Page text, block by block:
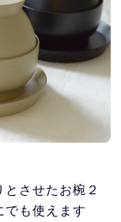
させたお椀２
でも使えます